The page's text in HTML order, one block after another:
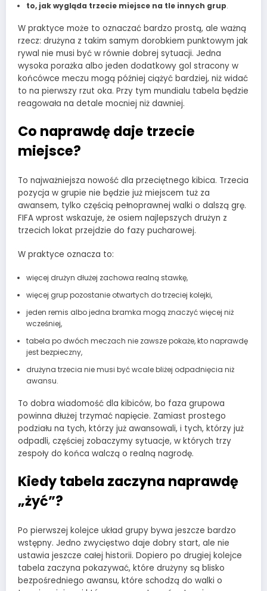
to, jak wygląda trzecie miejsce na tle innych grup.
W praktyce może to oznaczać bardzo prostą, ale ważną
rzecz: drużyna z takim samym dorobkiem punktowym jak
rywal nie musi być w równie dobrej sytuacji. Jedna
wysoka porażka albo jeden dodatkowy gol stracony w
końcówce meczu mogą później ciążyć bardziej, niż widać
to na pierwszy rzut oka. Przy tym mundialu tabela będzie
reagowała na detale mocniej niż dawniej.
Co naprawdę daje trzecie
miejsce?
To najważniejsza nowość dla przeciętnego kibica. Trzecia
pozycja w grupie nie będzie już miejscem tuż za
awansem, tylko częścią pełnoprawnej walki o dalszą grę.
FIFA wprost wskazuje, że osiem najlepszych drużyn z
trzecich lokat przejdzie do fazy pucharowej.
W praktyce oznacza to:
więcej drużyn dłużej zachowa realną stawkę,
więcej grup pozostanie otwartych do trzeciej kolejki,
jeden remis albo jedna bramka mogą znaczyć więcej niż
wcześniej,
tabela po dwóch meczach nie zawsze pokaże, kto naprawdę
jest bezpieczny,
drużyna trzecia nie musi być wcale bliżej odpadnięcia niż
awansu.
To dobra wiadomość dla kibiców, bo faza grupowa
powinna dłużej trzymać napięcie. Zamiast prostego
podziału na tych, którzy już awansowali, i tych, którzy już
odpadli, częściej zobaczymy sytuacje, w których trzy
zespoły do końca walczą o realną nagrodę.
Kiedy tabela zaczyna naprawdę
„żyć”?
Po pierwszej kolejce układ grupy bywa jeszcze bardzo
wstępny. Jedno zwycięstwo daje dobry start, ale nie
ustawia jeszcze całej historii. Dopiero po drugiej kolejce
tabela zaczyna pokazywać, które drużyny są blisko
bezpośredniego awansu, które schodzą do walki o